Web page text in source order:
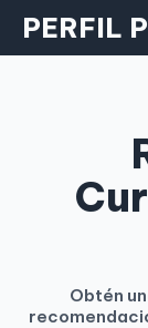
PERFIL
Obtén